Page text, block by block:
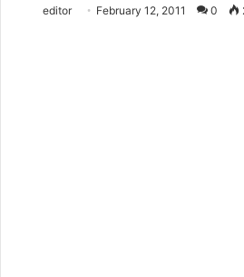
editor February 12, 2011 0